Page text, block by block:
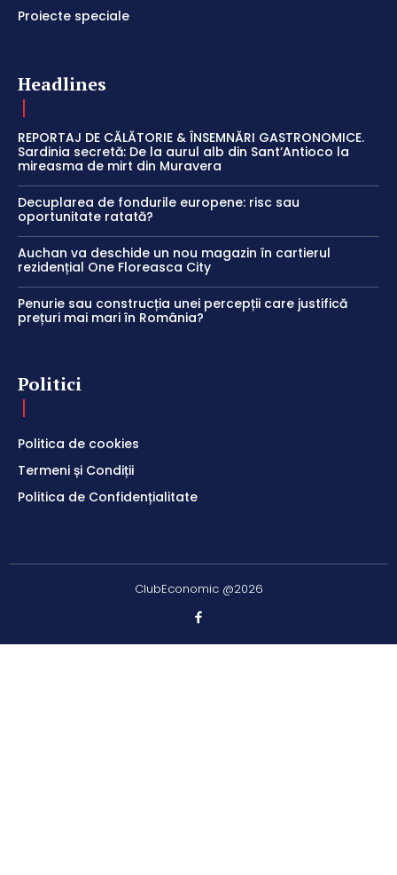
Proiecte speciale
Headlines
REPORTAJ DE CĂLĂTORIE & ÎNSEMNĂRI GASTRONOMICE.
Sardinia secretă: De la aurul alb din Sant’Antioco la
mireasma de mirt din Muravera
Decuplarea de fondurile europene: risc sau
oportunitate ratată?
Auchan va deschide un nou magazin în cartierul
rezidențial One Floreasca City
Penurie sau construcția unei percepții care justifică
prețuri mai mari în România?
Politici
Politica de cookies
Termeni și Condiții
Politica de Confidențialitate
ClubEconomic @2026